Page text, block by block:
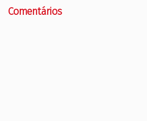
Comentários